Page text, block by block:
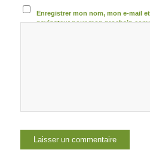
Enregistrer mon nom, mon e-mail
navigateur pour mon prochain